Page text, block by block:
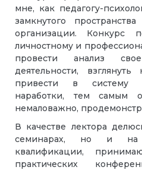
мне, как педагогу-
замкнутого
организации. Конкурс
личностному и
провести анализ
деятельности,
привести в систему
наработки, тем самым
немаловажно,
В качестве лектора
семинарах, но и на
квалификации,
практических